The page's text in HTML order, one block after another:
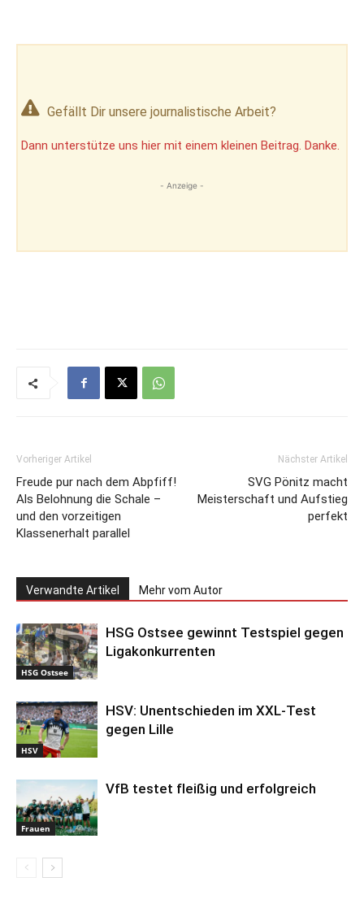
Gefällt Dir unsere journalistische Arbeit?
Dann unterstütze uns hier mit einem kleinen Beitrag. Danke.
- Anzeige -
Vorheriger Artikel
Freude pur nach dem Abpfiff!
Als Belohnung die Schale –
und den vorzeitigen
Klassenerhalt parallel
Nächster Artikel
SVG Pönitz macht
Meisterschaft und Aufstieg
perfekt
Verwandte Artikel Mehr vom Autor
HSG Ostsee
HSG Ostsee gewinnt Testspiel gegen
Ligakonkurrenten
HSV
HSV: Unentschieden im XXL-Test
gegen Lille
Frauen
VfB testet fleißig und erfolgreich